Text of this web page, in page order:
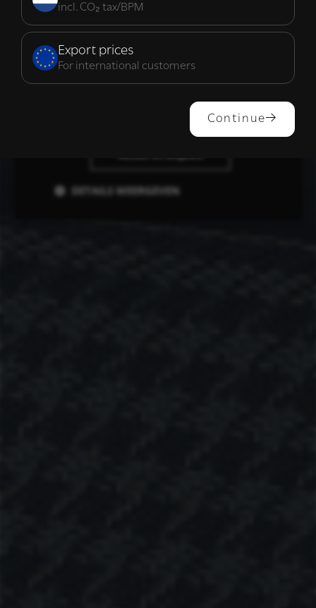
incl. CO₂ tax/BPM
Export prices
For international customers
Continue
ALLES ACCEPTEREN
DETAILS WEERGEVEN